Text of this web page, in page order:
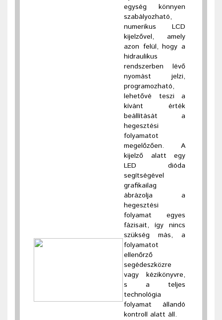
egység könnyen
szabályozható,
numerikus LCD
kijelzővel, amely
azon felül, hogy a
hidraulikus
rendszerben lévő
nyomást jelzi,
programozható,
lehetővé teszi a
kívánt érték
beállítását a
hegesztési
folyamatot
megelőzően. A
kijelző alatt egy
LED dióda
segítségével
grafikailag
ábrázolja a
hegesztési
folyamat egyes
fázisait, így nincs
szükség más, a
folyamatot
ellenőrző
segédeszközre
vagy kézikönyvre,
s a teljes
technológia
folyamat állandó
kontroll alatt áll.